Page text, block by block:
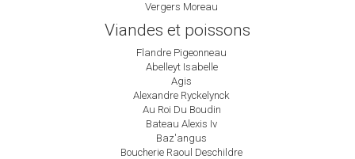
Vergers Moreau
Viandes et poissons
Flandre Pigeonneau
Abelleyt Isabelle
Agis
Alexandre Ryckelynck
Au Roi Du Boudin
Bateau Alexis Iv
Baz'angus
Boucherie Raoul Deschildre